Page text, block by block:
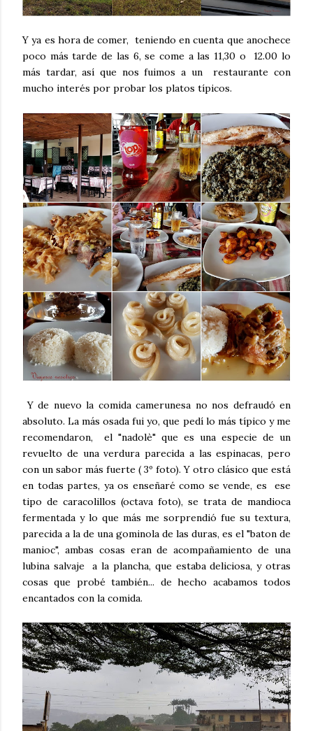
Y ya es hora de comer, teniendo en cuenta que anochece
poco más tarde de las 6, se come a las 11,30 o 12.00 lo
más tardar, así que nos fuimos a un restaurante con
mucho interés por probar los platos típicos.
Y de nuevo la comida camerunesa no nos defraudó en
absoluto. La más osada fui yo, que pedí lo más típico y me
recomendaron, el "nadolè" que es una especie de un
revuelto de una verdura parecida a las espinacas, pero
con un sabor más fuerte ( 3º foto). Y otro clásico que está
en todas partes, ya os enseñaré como se vende, es ese
tipo de caracolillos (octava foto), se trata de mandioca
fermentada y lo que más me sorprendió fue su textura,
parecida a la de una gominola de las duras, es el "baton de
manioc", ambas cosas eran de acompañamiento de una
lubina salvaje a la plancha, que estaba deliciosa, y otras
cosas que probé también... de hecho acabamos todos
encantados con la comida.